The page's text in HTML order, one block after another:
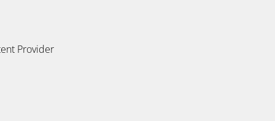
Provider